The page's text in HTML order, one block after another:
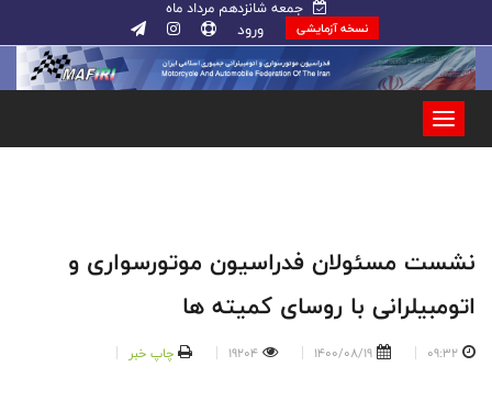
جمعه شانزدهم مرداد ماه
نسخه آزمایشی ورود
نشست مسئولان فدراسیون موتورسواری و
اتومبیلرانی با روسای کمیته ها
09:32
1400/08/19
19204 چاپ خبر